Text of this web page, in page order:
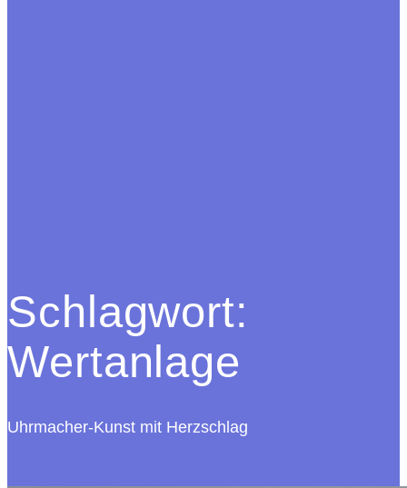
Schlagwort:
Wertanlage
Uhrmacher-Kunst mit Herzschlag